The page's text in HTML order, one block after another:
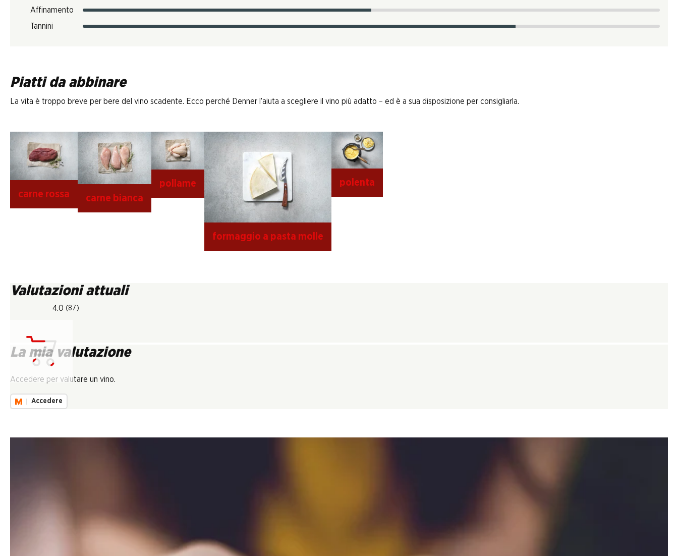
Affinamento
Tannini
Piatti da abbinare
La vita è troppo breve per bere del vino scadente. Ecco perché Denner l’aiuta a scegliere il vino più adatto – ed è a sua disposizione per consigliarla.
carne rossa carne bianca
pollame
formaggio a pasta molle
polenta
Valutazioni attuali
4.0 (87)
La mia valutazione
Accedere per valutare un vino.
Accedere